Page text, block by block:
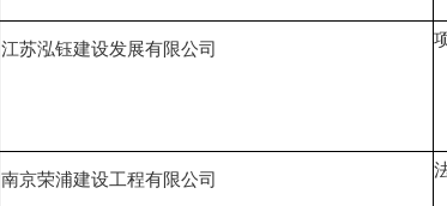
江苏泓钰建设发展有限公司
南京荣浦建设工程有限公司